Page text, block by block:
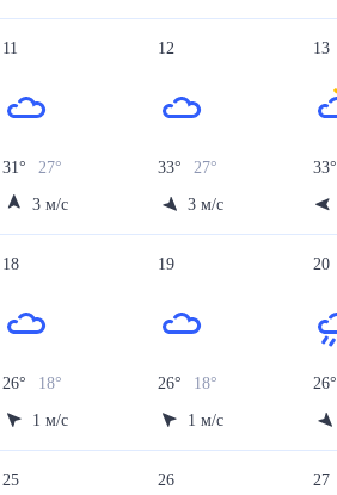
11
31° 27°
3 м/с
12
33° 27°
3 м/с
13
33°
18
26° 18°
1 м/с
19
26° 18°
1 м/с
20
26°
25 26 27